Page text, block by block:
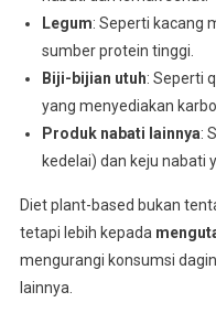
Legum: Seperti kacang
sumber protein tinggi.
Biji-bijian utuh: Seperti
yang menyediakan
Produk nabati lainnya:
kedelai) dan keju nabati
Diet plant-based bukan
tetapi lebih kepada
mengurangi konsumsi
lainnya.